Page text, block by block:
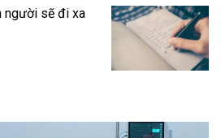
người sẽ đi xa